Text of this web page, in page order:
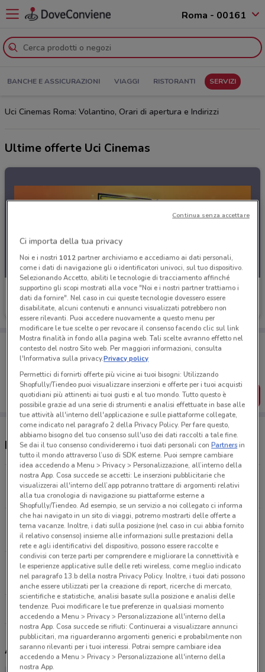
Roma - 00161
BANCHE E ASSICURAZIONI VIAGGI RISTORANTI SERVIZI
Uci Cinemas Roma: Volantino, Orari di apertura e Indirizzi
Ultime offerte Uci Cinemas
Uci Cinemas
Scade il 20/09
Porta DoveConviene sempre con te!
Puoi trovare le migliori offerte dei negozi vicino a te,
salvarle e creare la tua lista del risparmio, comodamente
dal tuo cellulare.
SCARICA L’APP
Negozi Uci Cinemas a Roma
Via Delle Vigne Nuove Porta Di Roma
7 km
Via Collatina, 858 Roma
12.2 km
Via Portuense Fiumicino
22 km
Tutti i negozi Uci Cinemas
Altri volantini nelle vicinanze
Ci importa della tua privacy
Noi e i nostri 1012partner archiviamo e accediamo ai dati personali,
come i dati di navigazione gli o identificatori univoci, sul tuo dispositivo.
Selezionando Accetto, abiliti le tecnologie di tracciamento affinché
supportino gli scopi mostrati alla voce "Noi e i nostri partner trattiamo i
dati da fornire". Nel caso in cui queste tecnologie dovessero essere
disabilitate, alcuni contenuti e annunci visualizzati potrebbero non
essere rilevanti. Puoi accedere nuovamente a questo menu per
modificare le tue scelte o per revocare il consenso facendo clic sul link
Mostra finalità in fondo alla pagina web. Tali scelte avranno effetto nel
contesto del nostro Sito web. Per maggiori informazioni, consulta
l'Informativa sulla privacy.Privacy policy
Permettici di fornirti offerte più vicine ai tuoi bisogni: Utilizzando
Shopfully/Tiendeo puoi visualizzare inserzioni e offerte per i tuoi acquisti
quotidiani più attinenti ai tuoi gusti e al tuo mondo. Tutto questo è
possibile grazie ad una serie di strumenti e analisi effettuate in base alle
tue attività all'interno dell'applicazione e sulle piattaforme collegate,
come indicato nel paragrafo 2 della Privacy Policy. Per fare questo,
abbiamo bisogno del tuo consenso sull'uso dei dati raccolti a tale fine.
Se dai il tuo consenso condivideremo i tuoi dati personali conPartnersin
tutto il mondo attraverso l’uso di SDK esterne. Puoi sempre cambiare
idea accedendo a Menu > Privacy > Personalizzazione, all’interno della
nostra App. Cosa succede se accetti: Le inserzioni pubblicitarie che
visualizzerai all'interno dell’app potranno trattare di argomenti relativi
alla tua cronologia di navigazione su piattaforme esterne a
Shopfully/Tiendeo. Ad esempio, se un servizio a noi collegato ci informa
che hai navigato in un sito di viaggi, potremo mostrarti delle offerte a
tema vacanze. Inoltre, i dati sulla posizione (nel caso in cui abbia fornito
il relativo consenso) insieme alle informazioni sulle prestazioni della
rete e agli identificativi del dispositivo, possono essere raccolte e
condivisi con terze parti per comprendere e migliorare la connettività e
le esperienze applicative sulle delle reti wireless, come meglio indicato
nel paragrafo 13.b della nostra Privacy Policy. Inoltre, i tuoi dati possono
anche essere utilizzati per la creazione di report, ricerche di mercato,
scientifiche e statistiche, analisi basate sulla posizione e analisi delle
tendenze. Puoi modificare le tue preferenze in qualsiasi momento
accedendo a Menu > Privacy > Personalizzazione all'interno della
nostra App. Cosa succede se rifiuti: Continuerai a visualizzare annunci
pubblicitari, ma riguarderanno argomenti generici e probabilmente non
saranno rilevanti per i tuoi interessi. Potrai sempre cambiare idea
accedendo a Menu > Privacy > Personalizzazione all'interno della
nostra App.
Continua senza accettare